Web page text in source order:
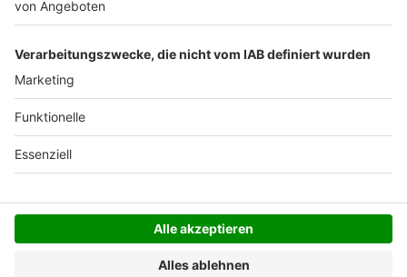
SERVICE HOTLINE
SHOP SERVICE